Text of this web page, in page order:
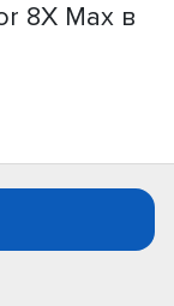
8X Max в